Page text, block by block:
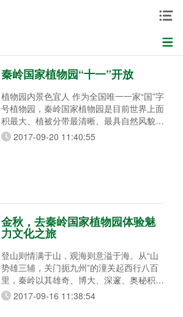
秦岭国家植物园“十一”开放
植物园内景色宜人 作为全国唯一一家“国”字
号植物园，秦岭国家植物园是目前世界上面
积最大、植被分带最清晰、最具自然风貌的
植物园，自开建以来就备受各界关注。据
悉，秦岭国家植物园在“十一”国庆节正式对
山、中山、低山、丘陵和平原5个地
2017-09-20 11:40:55
金秋，去秦岭国家植物园体验魅
力文化之旅
登山则情满于山，观海则意溢于海。从“山
势雄三辅，关门扼九州”的潼关起西行八百
里，秦岭以其雄奇、博大、深邃、奥秘积淀
了诸多中华民族传统文化，它是中华文明的
渊源，也是中华民族艺术的源泉与神圣殿
2017-09-16 11:38:54